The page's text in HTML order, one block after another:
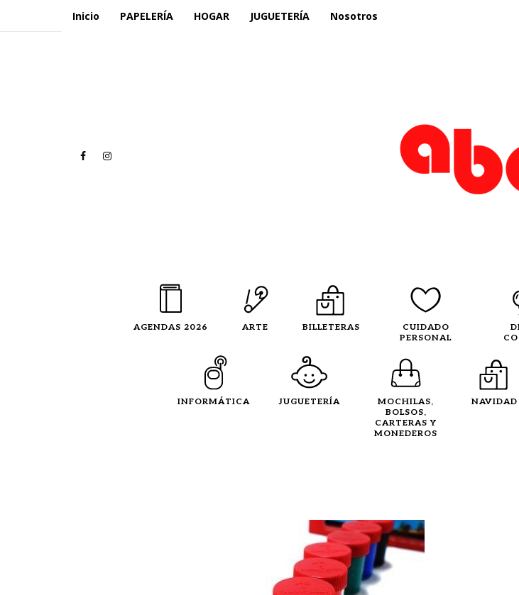
Inicio PAPELERÍA HOGAR JUGUETERÍA Nosotros
AGENDAS 2026 ARTE BILLETERAS
CUIDADO
PERSONAL
INFORMÁTICA JUGUETERÍA
MOCHILAS,
BOLSOS,
CARTERAS Y
MONEDEROS
NAVIDAD